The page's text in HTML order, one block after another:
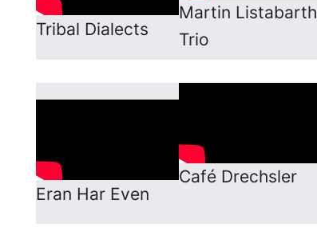
Tribal Dialects
Martin Listabarth
Trio
Eran Har Even
Café Drechsler